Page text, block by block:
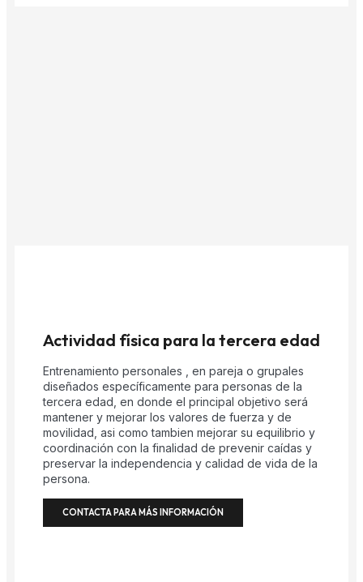
Actividad física para la tercera edad
Entrenamiento personales , en pareja o grupales
diseñados específicamente para personas de la
tercera edad, en donde el principal objetivo será
mantener y mejorar los valores de fuerza y de
movilidad, asi como tambien mejorar su equilibrio y
coordinación con la finalidad de prevenir caídas y
preservar la independencia y calidad de vida de la
persona.
CONTACTA PARA MÁS INFORMACIÓN